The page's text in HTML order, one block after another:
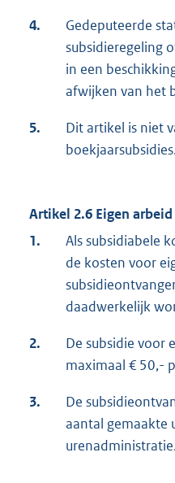
4.
Gedeputeerde
subsidieregeling
in een
afwijken van het
5.
Dit artikel is niet
Artikel 2.6 Eigen arbeid
1.
Als subsidiabele
de kosten voor
daadwerkelijk
2.
De subsidie voor
maximaal € 50,-
3.
De
aantal gemaakte